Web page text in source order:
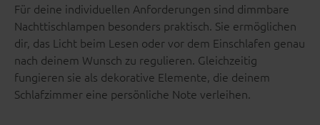
Für deine individuellen Anforderungen sind dimmbare
Nachttischlampen besonders praktisch. Sie ermöglichen
dir, das Licht beim Lesen oder vor dem Einschlafen genau
nach deinem Wunsch zu regulieren. Gleichzeitig
fungieren sie als dekorative Elemente, die deinem
Schlafzimmer eine persönliche Note verleihen.